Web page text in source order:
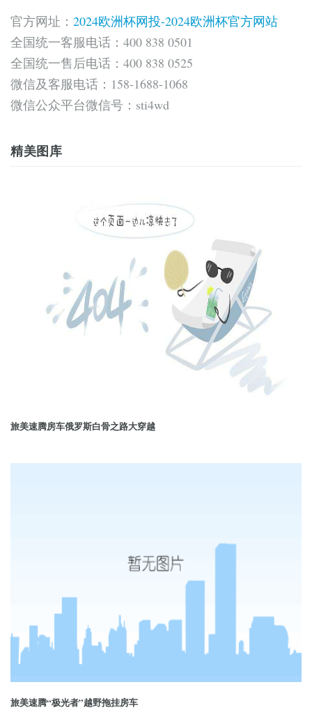
官方网址： 2024欧洲杯网投-2024欧洲杯官方网站
全国统一客服电话：400 838 0501
全国统一售后电话：400 838 0525
微信及客服电话：158-1688-1068
微信公众平台微信号：sti4wd
精美图库
旅美速腾房车俄罗斯白骨之路大穿越
旅美速腾“极光者”越野拖挂房车